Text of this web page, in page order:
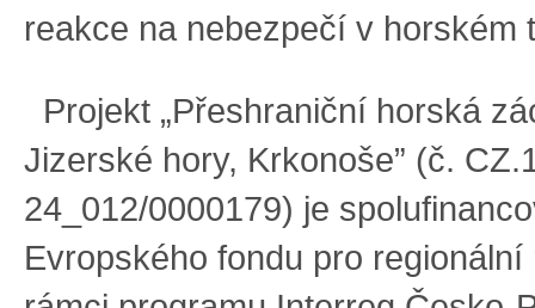
reakce na nebezpečí v horském
Projekt „Přeshraniční horská
Jizerské hory, Krkonoše” (č.
24_012/0000179) je
Evropského fondu pro regionální